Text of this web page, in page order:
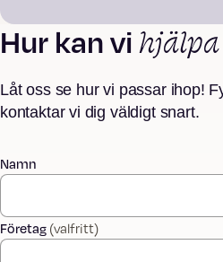
Hur kan vi
Låt oss se hur vi passar ihop!
kontaktar vi dig väldigt snart.
Namn
Företag (valfritt)